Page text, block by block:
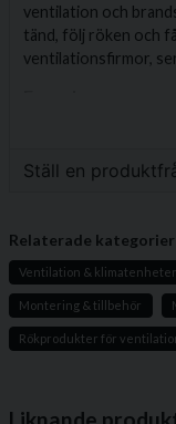
ventilation och
tänd, följ röken och
ventilationsfirmor,
Rökfärg:Vit
Rökmängd:
Brinntid:ca.
Ställ en
Fråga oss något
name
Namn
Relaterade kategorier
Ventilation & klimatenheter
Montering & tillbehör
Rökprodukter för